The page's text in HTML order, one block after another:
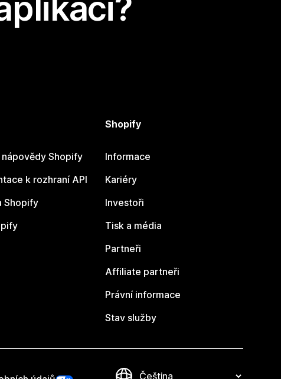
Shopify
k rozhraní API
Shopify
Shopify
Informace
Kariéry
Investoři
Tisk a média
Partneři
Affiliate partneři
Právní informace
Stav služby